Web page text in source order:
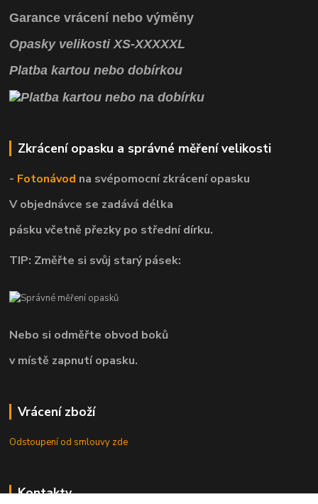
Garance vrácení nebo výměny
OpaskyvelikostiXS-XXXXXL
Platba kartou nebo dobírkou
Zkrácení opasku a správné měření velikosti
- Fotonávod na svépomocnízkrácení opasku
V objednávce se zadává délka
pásku včetně přezky po střední dírku.
TIP: Změřte si svůj starý pásek:
Nebo si odměřte obvod boků
v místě zapnutí opasku.
Vrácení zboží
Odstoupení od smlouvy zde
Kontakty